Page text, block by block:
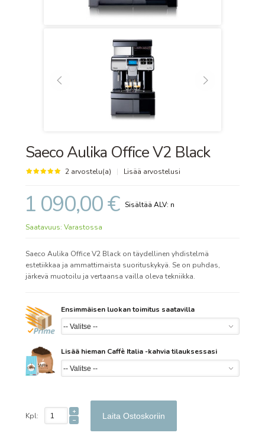
Saeco Aulika Office V2 Black
2 arvostelu(a) | Lisää arvostelusi
1 090,00 €
Saatavuus: Varastossa
Saeco Aulika Office V2 Black on täydellinen yhdistelmä
estetiikkaa ja ammattimaista suorituskykyä. Se on puhdas,
järkevä muotoilu ja vertaansa vailla oleva tekniikka.
Ensimmäisen luokan toimitus saatavilla
Lisää hieman Caffè Italia -kahvia tilauksessasi
Kpl: Laita Ostoskoriin